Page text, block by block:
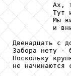
Ах,
Тут
Мы
и
Двенадцать с
Забора нету -
Поскольку
не начинаются